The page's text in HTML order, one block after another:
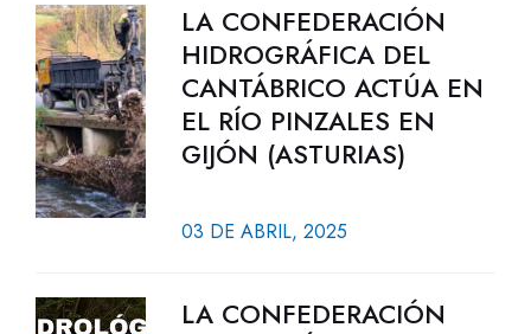
LA CONFEDERACIÓN
HIDROGRÁFICA DEL
CANTÁBRICO ACTÚA EN
EL RÍO PINZALES EN
GIJÓN (ASTURIAS)
03 DE ABRIL, 2025
LA CONFEDERACIÓN